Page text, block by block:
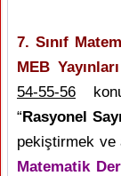
7. Sınıf
MEB Yayınları
54-55-56
“Rasyonel
pekiştirmek ve
Matematik